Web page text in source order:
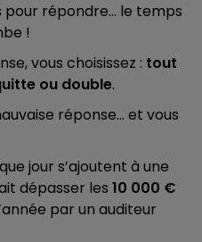
pour répondre… le temps
!
vous choisissez : tout
ou double.
réponse… et vous
jour s’ajoutent à une
dépasser les 10 000 €
par un auditeur